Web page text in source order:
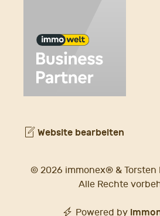
Website bearbeiten
© 2026 immonex® & Torsten
Alle Rechte
Powered by